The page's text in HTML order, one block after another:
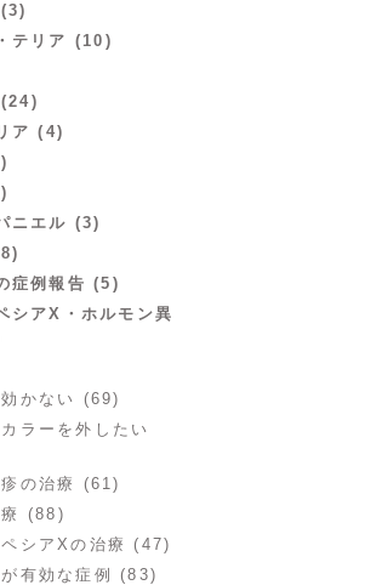
テリア (10)
ア (4)
ニエル (3)
症例報告 (5)
シアX・ホルモン異
かない (69)
ラーを外したい
の治療 (61)
療 (88)
シアXの治療 (47)
有効な症例 (83)